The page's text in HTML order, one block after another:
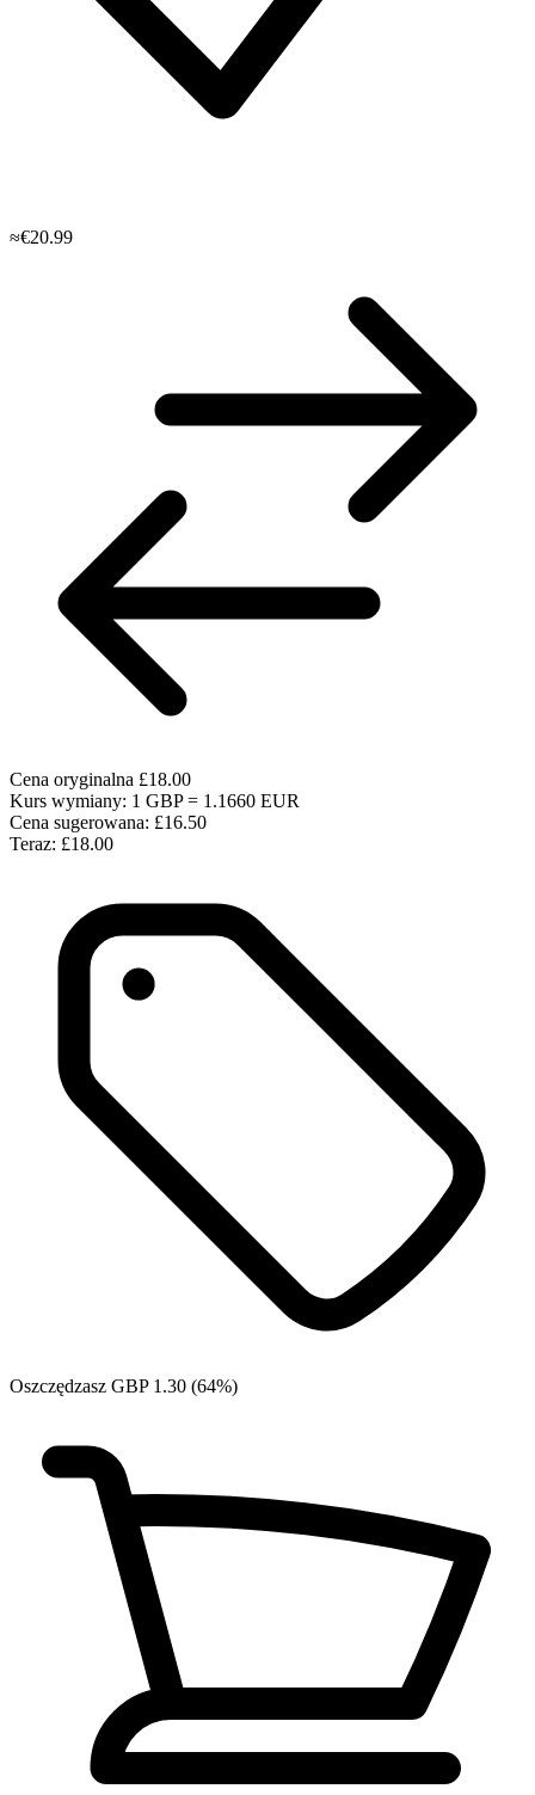
≈€20.99
Cena oryginalna £18.00
Kurs wymiany: 1 GBP = 1.1660 EUR
Cena sugerowana: £16.50
Teraz: £18.00
Oszczędzasz GBP 1.30 (64%)